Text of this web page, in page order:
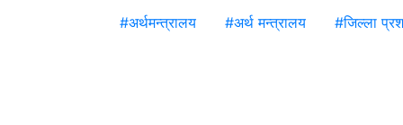
#अर्थमन्त्रालय #अर्थ मन्त्रालय #जिल्ला